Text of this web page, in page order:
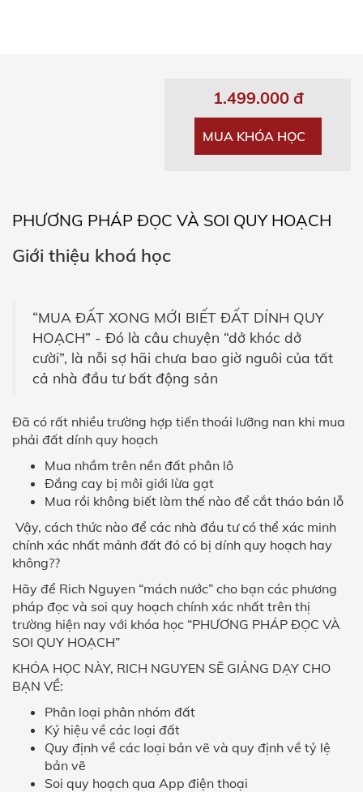
1.499.000 đ
MUA KHÓA HỌC
PHƯƠNG PHÁP ĐỌC VÀ SOI QUY HOẠCH
Giới thiệu khoá học
“MUA ĐẤT XONG MỚI BIẾT ĐẤT DÍNH QUY
HOẠCH” - Đó là câu chuyện “dở khóc dở
cười”, là nỗi sợ hãi chưa bao giờ nguôi của tất
cả nhà đầu tư bất động sản
Đã có rất nhiều trường hợp tiến thoái lưỡng nan khi mua
phải đất dính quy hoạch
Mua nhầm trên nền đất phân lô
Đắng cay bị môi giới lừa gạt
Mua rồi không biết làm thế nào để cắt tháo bán lỗ
Vậy, cách thức nào để các nhà đầu tư có thể xác minh
chính xác nhất mảnh đất đó có bị dính quy hoạch hay
không??
Hãy để Rich Nguyen “mách nước” cho bạn các phương
pháp đọc và soi quy hoạch chính xác nhất trên thị
trường hiện nay với khóa học “PHƯƠNG PHÁP ĐỌC VÀ
SOI QUY HOẠCH”
KHÓA HỌC NÀY, RICH NGUYEN SẼ GIẢNG DẠY CHO
BẠN VỀ:
Phân loại phân nhóm đất
Ký hiệu về các loại đất
Quy định về các loại bản vẽ và quy định về tỷ lệ
bản vẽ
Soi quy hoạch qua App điện thoại